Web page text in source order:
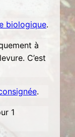
biologique.
à
C’est
.
1